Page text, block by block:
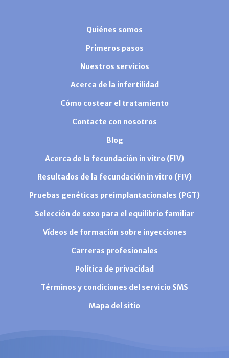
Quiénes somos
Primeros pasos
Nuestros servicios
Acerca de la infertilidad
Cómo costear el tratamiento
Contacte con nosotros
Blog
Acerca de la fecundación in vitro (FIV)
Resultados de la fecundación in vitro (FIV)
Pruebas genéticas preimplantacionales (PGT)
Selección de sexo para el equilibrio familiar
Vídeos de formación sobre inyecciones
Carreras profesionales
Política de privacidad
Términos y condiciones del servicio SMS
Mapa del sitio